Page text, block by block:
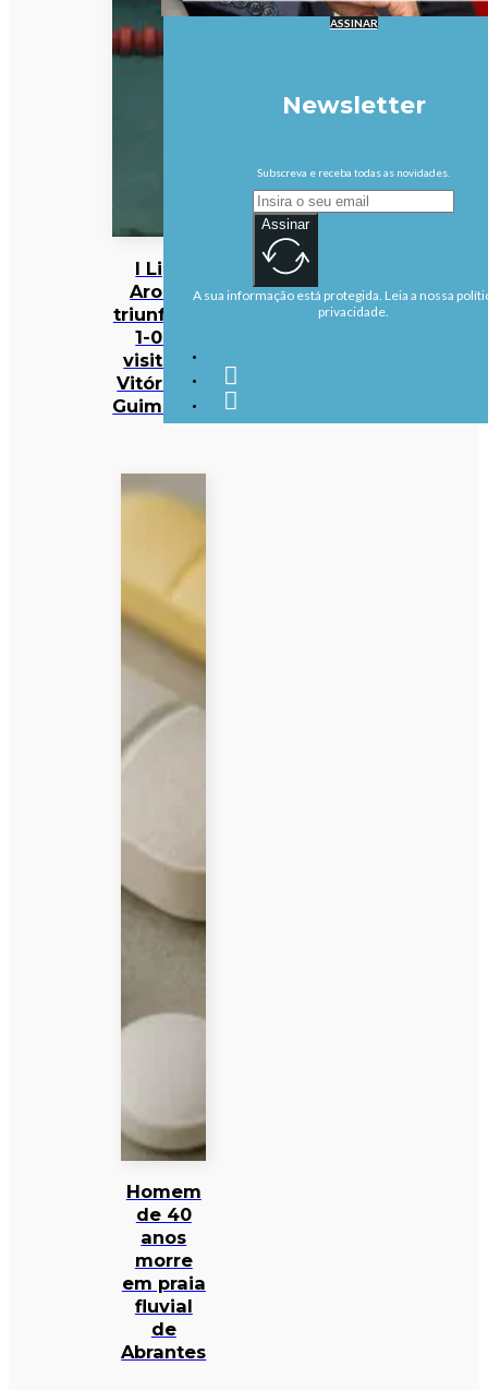
I Liga:
Arouca
triunfa por
1-0 na
visita ao
Vitória de
Guimarães
Homem
de 40
anos
morre
em praia
fluvial
de
Abrantes
ASSINAR
Newsletter
Subscreva e receba todas as novidades.
Assinar
A sua informação está protegida. Leia a nossa
privacidade.